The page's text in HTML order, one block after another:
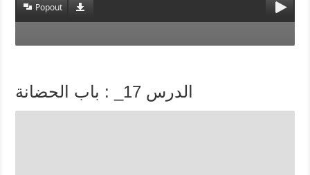
Popout
الدرس 17_ : باب الحضانة